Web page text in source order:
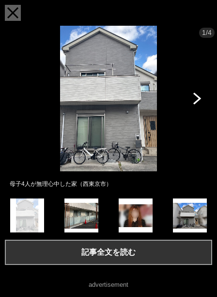
1/4
母子4人が無理心中した家（西東京市）
記事全文を読む
advertisement